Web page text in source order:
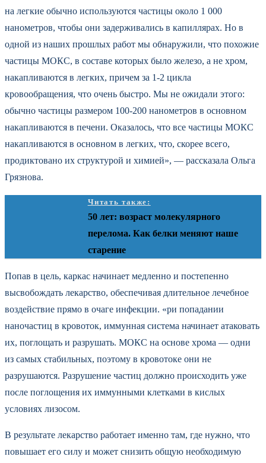
на легкие обычно используются частицы около 1 000
нанометров, чтобы они задерживались в капиллярах. Но в
одной из наших прошлых работ мы обнаружили, что похожие
частицы МОКС, в составе которых было железо, а не хром,
накапливаются в легких, причем за 1-2 цикла
кровообращения, что очень быстро. Мы не ожидали этого:
обычно частицы размером 100-200 нанометров в основном
накапливаются в печени. Оказалось, что все частицы МОКС
накапливаются в основном в легких, что, скорее всего,
продиктовано их структурой и химией», — рассказала Ольга
Грязнова.
Читать также:
50 лет: возраст молекулярного
перелома. Как белки меняют наше
старение
Попав в цель, каркас начинает медленно и постепенно
высвобождать лекарство, обеспечивая длительное лечебное
воздействие прямо в очаге инфекции. «ри попадании
наночастиц в кровоток, иммунная система начинает атаковать
их, поглощать и разрушать. МОКС на основе хрома — одни
из самых стабильных, поэтому в кровотоке они не
разрушаются. Разрушение частиц должно происходить уже
после поглощения их иммунными клетками в кислых
условиях лизосом.
В результате лекарство работает именно там, где нужно, что
повышает его силу и может снизить общую необходимую